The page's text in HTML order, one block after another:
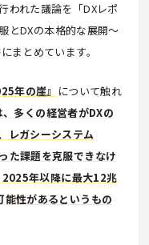
われた議論を「DXレポ
とDXの本格的な展開～
まとめています。
年の崖』 について触れ
多くの経営者がDXの
レガシーシステム
た課題を克服できなけ
2025年以降に最大12兆
性があるというもの